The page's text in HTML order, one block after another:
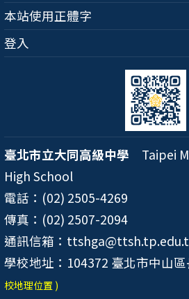
本站使用正體字
登入
臺北市立大同高級中學 Taipei
High School
電話：(02) 2505-4269
傳真：(02) 2507-2094
通訊信箱：
學校地址：104372 臺北市中山
校地理位置 )